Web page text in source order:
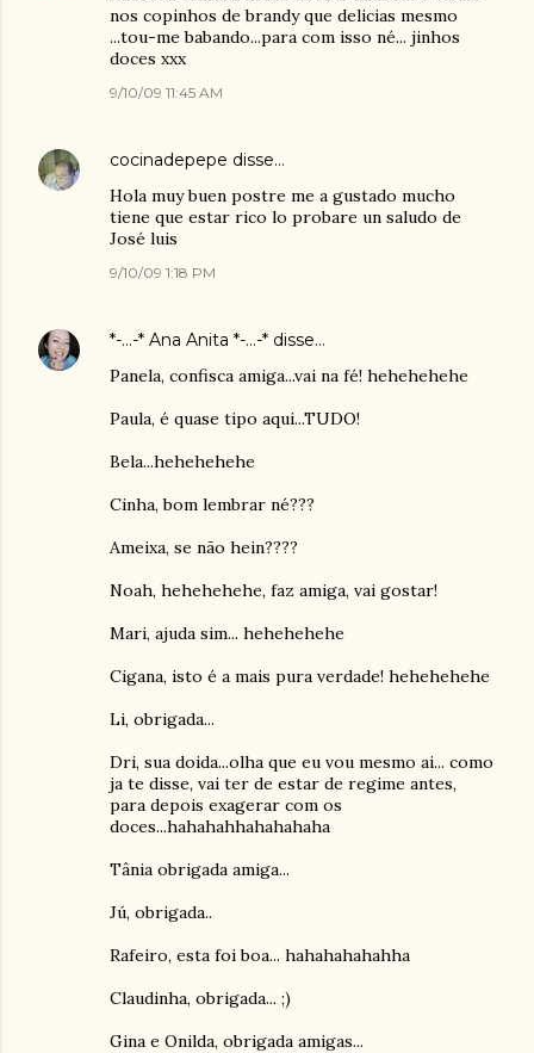
nos copinhos de brandy que delicias mesmo
...tou-me babando...para com isso né... jinhos
doces xxx
9/10/09 11:45 AM
cocinadepepe disse…
Hola muy buen postre me a gustado mucho
tiene que estar rico lo probare un saludo de
José luis
9/10/09 1:18 PM
*-...-* Ana Anita *-...-* disse…
Panela, confisca amiga...vai na fé! hehehehehe
Paula, é quase tipo aqui...TUDO!
Bela...hehehehehe
Cinha, bom lembrar né???
Ameixa, se não hein????
Noah, hehehehehe, faz amiga, vai gostar!
Mari, ajuda sim... hehehehehe
Cigana, isto é a mais pura verdade! hehehehehe
Li, obrigada...
Dri, sua doida...olha que eu vou mesmo ai... como
ja te disse, vai ter de estar de regime antes,
para depois exagerar com os
doces...hahahahhahahahaha
Tânia obrigada amiga...
Jú, obrigada..
Rafeiro, esta foi boa... hahahahahahha
Claudinha, obrigada... ;)
Gina e Onilda, obrigada amigas...